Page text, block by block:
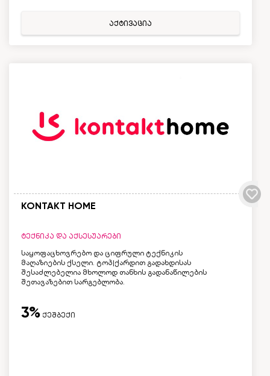
აქტივაცია
KONTAKT HOME
ტექნიკა და აქსესუარები
საყოფაცხოვრებო და ციფრული ტექნიკის
მაღაზიების ქსელი. ტოპ|ქარდით გადახდისას
შესაძლებელია მხოლოდ თანხის გადანაწილების
შეთავაზებით სარგებლობა.
3% ქეშბექი